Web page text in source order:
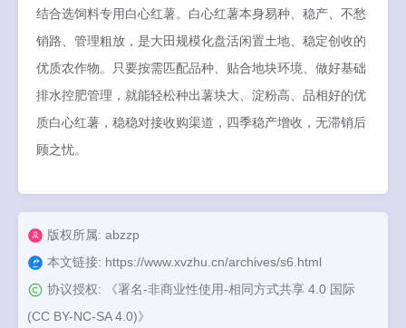
结合选饲料专用白心红薯。白心红薯本身易种、稳产、不愁
销路、管理粗放，是大田规模化盘活闲置土地、稳定创收的
优质农作物。只要按需匹配品种、贴合地块环境、做好基础
排水控肥管理，就能轻松种出薯块大、淀粉高、品相好的优
质白心红薯，稳稳对接收购渠道，四季稳产增收，无滞销后
顾之忧。
版权所属: abzzp
本文链接: https://www.xvzhu.cn/archives/s6.html
协议授权:
《署名-非商业性使用-相同方式共享 4.0 国际
(CC BY-NC-SA 4.0)》